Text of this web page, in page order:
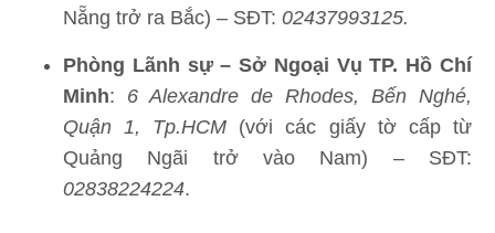
Nẵng trở ra Bắc) – SĐT: 02437993125.
Phòng Lãnh sự – Sở Ngoại Vụ TP. Hồ Chí
Minh: 6 Alexandre de Rhodes, Bến Nghé,
Quận 1, Tp.HCM (với các giấy tờ cấp từ
Quảng Ngãi trở vào Nam) – SĐT:
02838224224.